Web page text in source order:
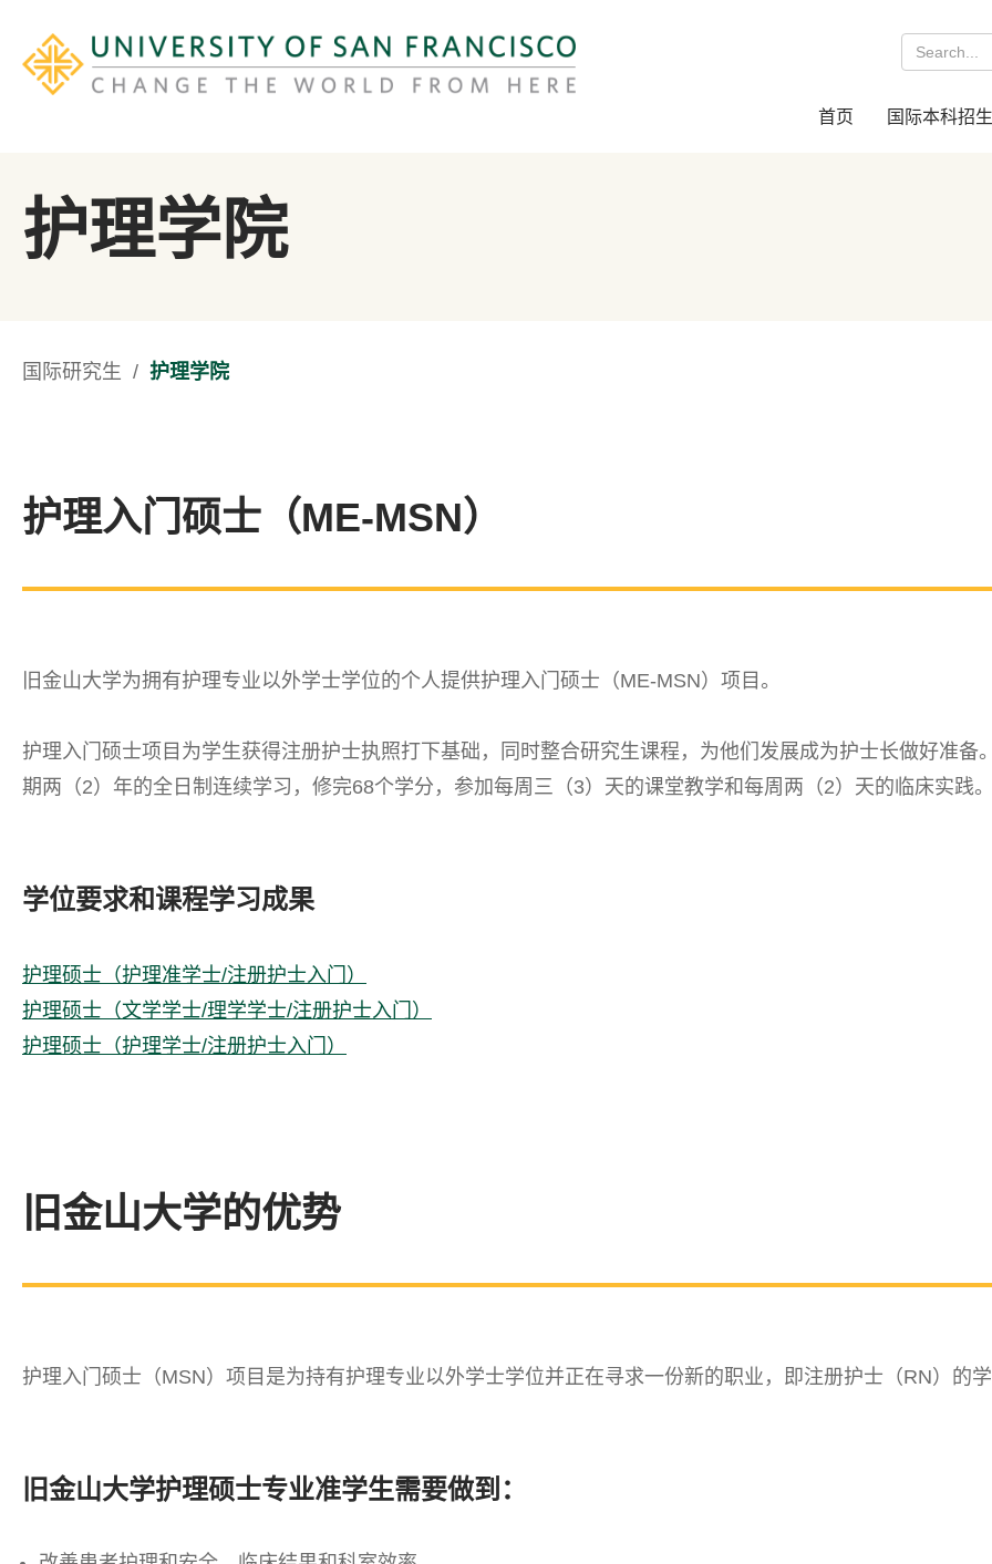
首页 国际本科招生
护理学院
国际研究生 / ​护理学院
护理入门硕士（ME-MSN）
旧金山大学为拥有护理专业以外学士学位的个人提供护理入门硕士（ME-MSN）项目。
护理入门硕士项目为学生获得注册护士执照打下基础，同时整合研究生课程，为他们发展成为护士长做好准
期两（2）年的全日制连续学习，修完68个学分，参加每周三（3）天的课堂教学和每周两（2）天的临床实践。
学位要求和课程学习成果
护理硕士（护理准学士/注册护士入门）
护理硕士（文学学士/理学学士/注册护士入门）
护理硕士（护理学士/注册护士入门）
旧金山大学的优势
护理入门硕士（MSN）项目是为持有护理专业以外学士学位并正在寻求一份新的职业，即注册护士（RN）的学
旧金山大学护理硕士专业准学生需要做到：